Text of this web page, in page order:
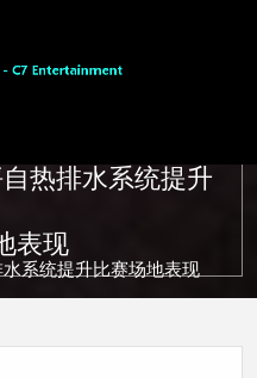
热排水系统提升
表现
系统提升比赛场地表现